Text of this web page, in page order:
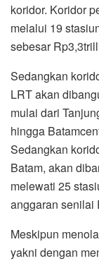
koridor. Koridor
melalui 19
sebesar
Sedangkan
LRT akan
mulai dari
hingga
Sedangkan
Batam, akan
melewati 25
anggaran senilai
Meskipun
yakni dengan